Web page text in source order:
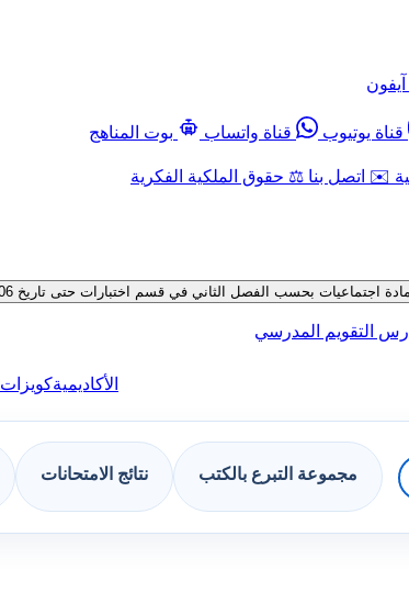
قناة يوتيوب قناة واتساب
بوت المناهج
✉️ اتصل بنا ⚖️ حقوق الملكية الفكرية
بحسب الفصل الثاني في قسم اختبارات حتى تاريخ 06-08-2026
التقويم المدرسي
الأكاديميةكويزات
مجموعة التبرع بالكتب نتائج الامتحانات